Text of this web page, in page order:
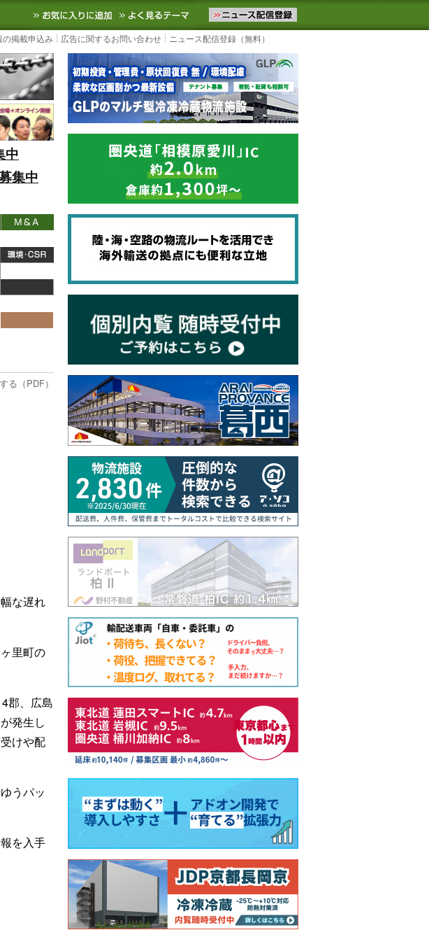
国内外の最新の物流ニュースをお届けします。物流ニュースメール配信を登録す
お気に入りに追加 よく見るテーマ
掲載申込み 広告に関するお問い合わせ ニュース配信登録（無料）
中
集中
る（PDF）
な遅れ
里町の
郡、広島
発生し
けや配
うパッ
を入手